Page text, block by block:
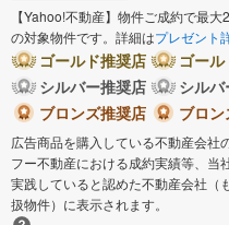
【Yahoo!不動産】物件ご成約で最
の対象物件です。詳細はプレゼント
ゴールド推奨店
ゴー
シルバー推奨店
シル
ブロンズ推奨店
ブロ
広告商品を購入している不動産会社
フー不動産における成約実績等、当
実践していると認めた不動産会社（
扱物件）に表示されます。